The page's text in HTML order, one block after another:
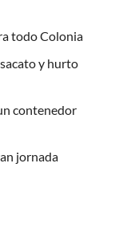
todo Colonia
y hurto
contenedor
jornada